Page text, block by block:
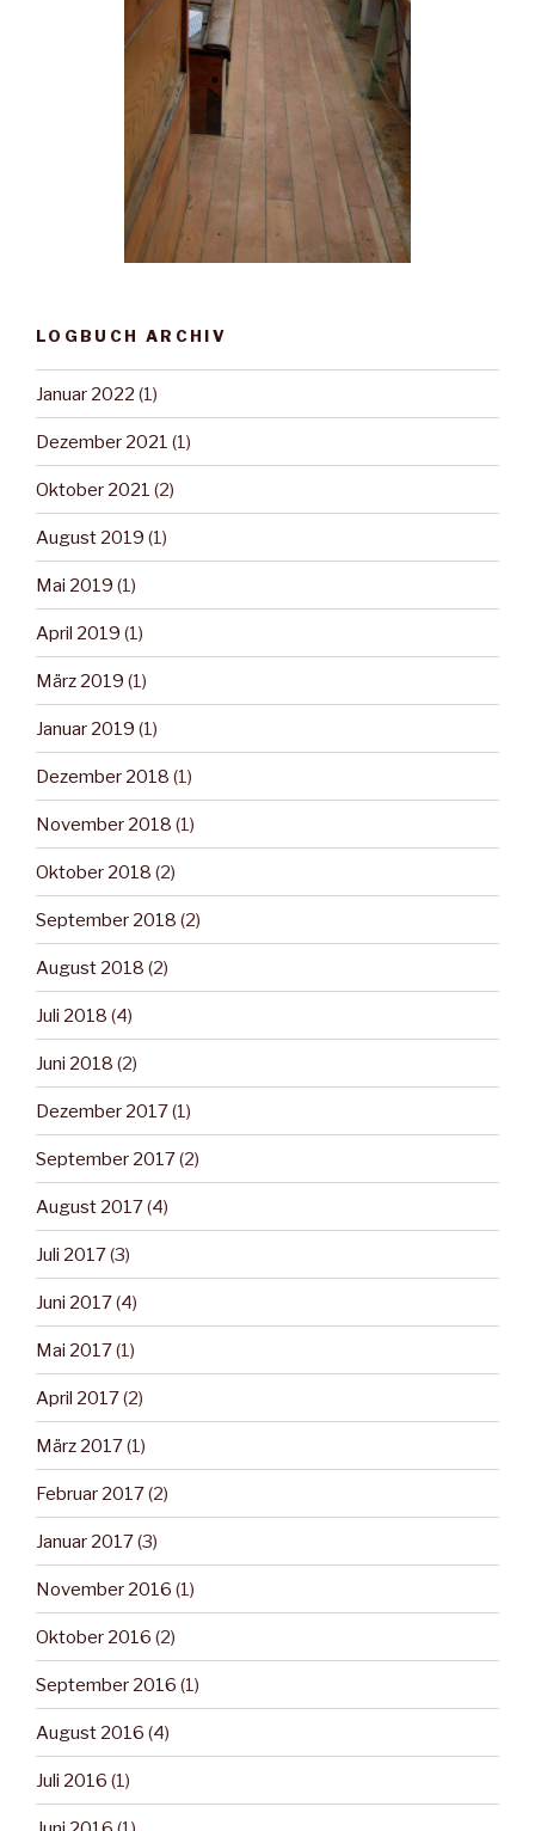
LOGBUCH ARCHIV
Januar 2022 (1)
Dezember 2021 (1)
Oktober 2021 (2)
August 2019 (1)
Mai 2019 (1)
April 2019 (1)
März 2019 (1)
Januar 2019 (1)
Dezember 2018 (1)
November 2018 (1)
Oktober 2018 (2)
September 2018 (2)
August 2018 (2)
Juli 2018 (4)
Juni 2018 (2)
Dezember 2017(1)
September 2017(2)
August 2017(4)
Juli 2017(3)
Juni 2017(4)
Mai 2017(1)
April 2017(2)
März 2017(1)
Februar 2017(2)
Januar 2017(3)
November 2016 (1)
Oktober 2016 (2)
September 2016 (1)
August 2016 (4)
Juli 2016 (1)